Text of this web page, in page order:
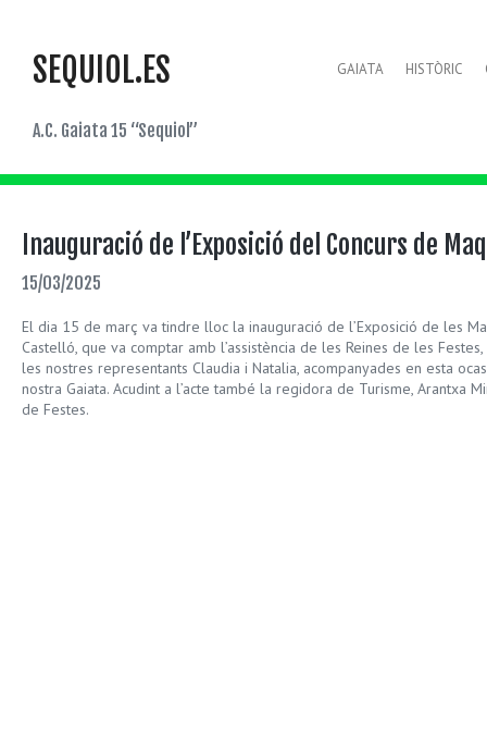
SEQUIOL.ES
A.C. Gaiata 15 “Sequiol”
GAIATA HISTÒRIC
Inauguració de l’Exposició del Concurs de
15/03/2025
El dia 15 de març va tindre lloc la inauguració de l’Exposició de les
Castelló, que va comptar amb l’assistència de les Reines de les
les nostres representants Claudia i Natalia, acompanyades en esta
nostra Gaiata. Acudint a l’acte també la regidora de Turisme, Arantxa
de Festes.